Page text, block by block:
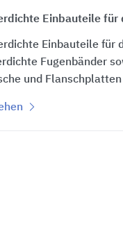
Einbauteile für
Einbauteile für
Fugenbänder
und Flanschplatten